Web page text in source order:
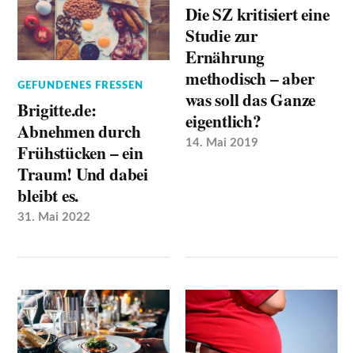
GEFUNDENES FRESSEN
Brigitte.de:
Abnehmen durch
Frühstücken – ein
Traum! Und dabei
bleibt es.
31. Mai 2022
Die SZ kritisiert eine
Studie zur
Ernährung
methodisch – aber
was soll das Ganze
eigentlich?
14. Mai 2019